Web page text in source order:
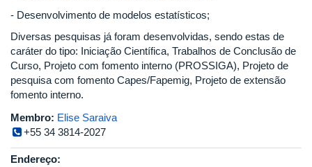
- Desenvolvimento de modelos estatísticos;
Diversas pesquisas já foram desenvolvidas, sendo estas de
caráter do tipo: Iniciação Científica, Trabalhos de Conclusão de
Curso, Projeto com fomento interno (PROSSIGA), Projeto de
pesquisa com fomento Capes/Fapemig, Projeto de extensão
fomento interno.
Membro: Elise Saraiva
+55 34 3814-2027
Endereço: